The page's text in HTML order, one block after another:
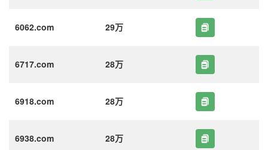
6062.com 29万
6717.com 28万
6918.com 28万
6938.com 28万